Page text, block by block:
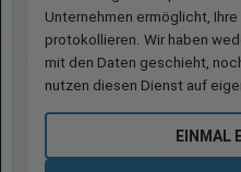
Unternehmen ermöglicht,
protokollieren. Wir haben
mit den Daten geschieht,
nutzen diesen Dienst auf
EINMAL